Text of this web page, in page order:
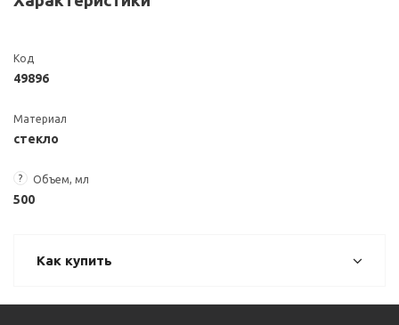
Код
49896
Материал
стекло
? Объем, мл
500
Как купить